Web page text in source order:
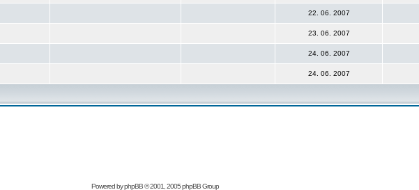
22. 06. 2007
23. 06. 2007
24. 06. 2007
24. 06. 2007
Powered byphpBB© 2001, 2005 phpBB Group